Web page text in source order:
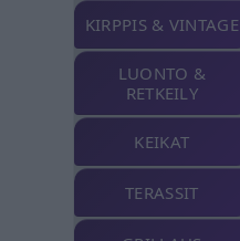
KIRPPIS & VINTAGE
LUONTO &
RETKEILY
KEIKAT
TERASSIT